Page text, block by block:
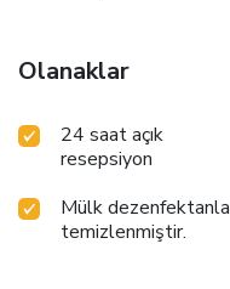
Olanaklar
24 saat açık
resepsiyon
Mülk dezenfektanla
temizlenmiştir.